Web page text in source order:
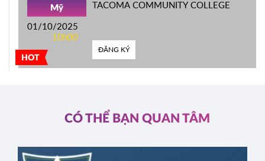
HOT
Mỹ
01/10/2025
10h00
TACOMA COMMUNITY COLLEGE
ĐĂNG KÝ
CÓ THỂ BẠN QUAN TÂM